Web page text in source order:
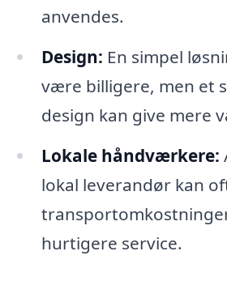
anvendes.
Design: En simpel
være billigere, men et
design kan give mere
Lokale håndværkere:
lokal leverandør kan
hurtigere service.